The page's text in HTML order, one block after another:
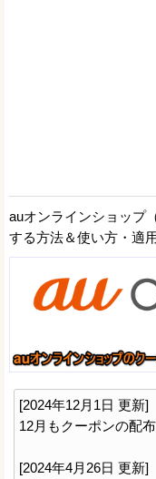
auオンラインショップ
する方法＆使い方・適
[2024年12月1日 更新]
12月もクーポンの配
[2024年4月26日 更新]